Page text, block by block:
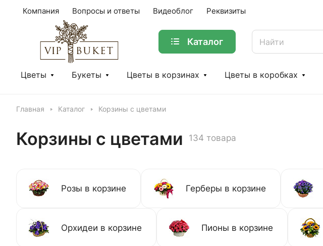
Компания Вопросы и ответы Видеоблог Реквизиты
Каталог
Цветы Букеты Цветы в корзинах Цветы в коробках
Главная Каталог Корзины с цветами
Корзины с цветами 134 товара
Розы в корзине Герберы в корзине
Орхидеи в корзине Пионы в корзине